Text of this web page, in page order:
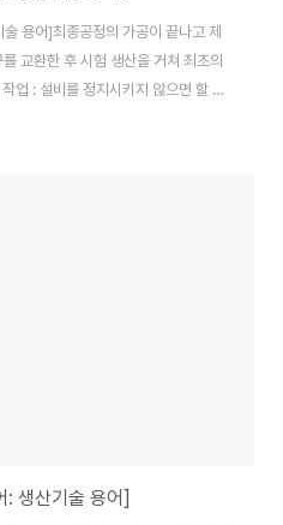
용어]최종공정의 가공이 끝나고 제
교환한 후 시험 생산을 거쳐 최초의
업 : 설비를 정지시키지 않으면 할 수
고도 설비의 가동과 관계없이 할 수
생산기술 용어]